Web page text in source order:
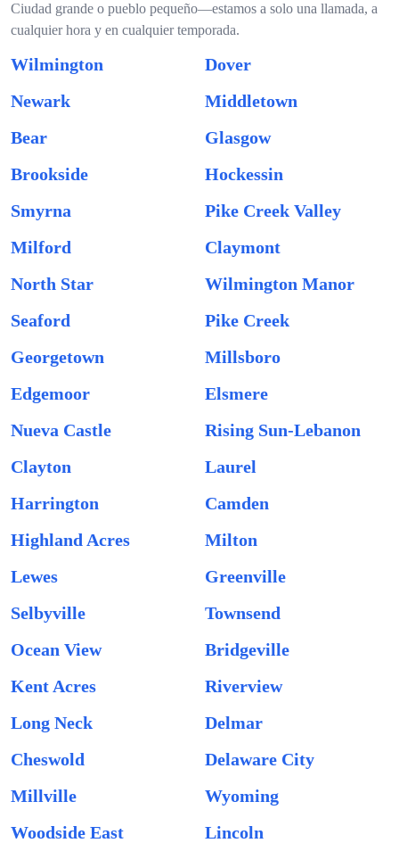
Ciudad grande o pueblo pequeño—estamos a solo una llamada, a
cualquier hora y en cualquier temporada.
Wilmington
Dover
Newark
Middletown
Bear
Glasgow
Brookside
Hockessin
Smyrna
Pike Creek Valley
Milford
Claymont
North Star
Wilmington Manor
Seaford
Pike Creek
Georgetown
Millsboro
Edgemoor
Elsmere
Nueva Castle
Rising Sun-Lebanon
Clayton
Laurel
Harrington
Camden
Highland Acres
Milton
Lewes
Greenville
Selbyville
Townsend
Ocean View
Bridgeville
Kent Acres
Riverview
Long Neck
Delmar
Cheswold
Delaware City
Millville
Wyoming
Woodside East
Lincoln